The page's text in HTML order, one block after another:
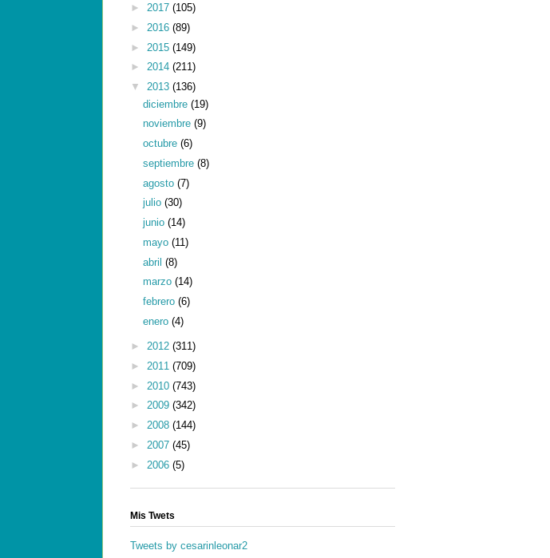
► 2017 (105)
► 2016 (89)
► 2015 (149)
► 2014 (211)
▼ 2013 (136)
diciembre (19)
noviembre (9)
octubre (6)
septiembre (8)
agosto (7)
julio (30)
junio (14)
mayo (11)
abril (8)
marzo (14)
febrero (6)
enero (4)
► 2012 (311)
► 2011 (709)
► 2010 (743)
► 2009 (342)
► 2008 (144)
► 2007 (45)
► 2006 (5)
Mis Twets
Tweets by cesarinleonar2